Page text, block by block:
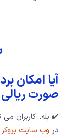
آيا امکان
صورت
✔️ بله. کاربران می
در وب سایت بروکر